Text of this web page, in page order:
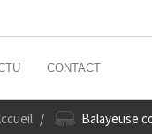
CONTACT
Balayeuse